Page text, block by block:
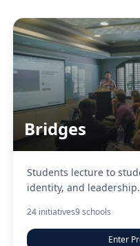
Bridges
Students lecture to
identity, and leadership.
24 initiatives9schools
Enter